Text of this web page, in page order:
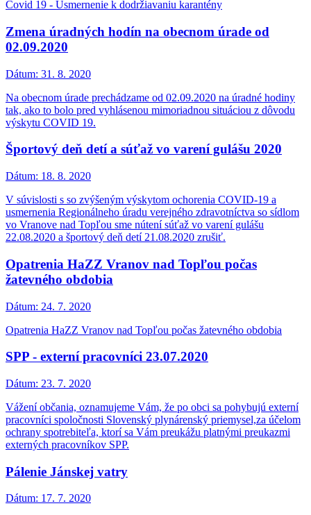
Covid 19 - Usmernenie k dodržiavaniu karantény
Zmena úradných hodín na obecnom úrade od
02.09.2020
Dátum: 31. 8. 2020
Na obecnom úrade prechádzame od 02.09.2020 na úradné hodiny
tak, ako to bolo pred vyhlásenou mimoriadnou situáciou z dôvodu
výskytu COVID 19.
Športový deň detí a súťaž vo varení gulášu 2020
Dátum: 18. 8. 2020
V súvislosti s so zvýšeným výskytom ochorenia COVID-19 a
usmernenia Regionálneho úradu verejného zdravotníctva so sídlom
vo Vranove nad Topľou sme nútení súťaž vo varení gulášu
22.08.2020 a športový deň detí 21.08.2020 zrušiť.
Opatrenia HaZZ Vranov nad Topľou počas
žatevného obdobia
Dátum: 24. 7. 2020
Opatrenia HaZZ Vranov nad Topľou počas žatevného obdobia
SPP - externí pracovníci 23.07.2020
Dátum: 23. 7. 2020
Vážení občania, oznamujeme Vám, že po obci sa pohybujú externí
pracovníci spoločnosti Slovenský plynárenský priemysel,za účelom
ochrany spotrebiteľa, ktorí sa Vám preukážu platnými preukazmi
externých pracovníkov SPP.
Pálenie Jánskej vatry
Dátum: 17. 7. 2020